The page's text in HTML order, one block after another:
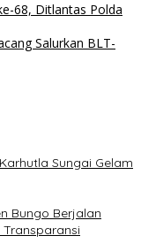
68, Ditlantas Polda
Salurkan BLT-
Sungai Gelam
Bungo Berjalan